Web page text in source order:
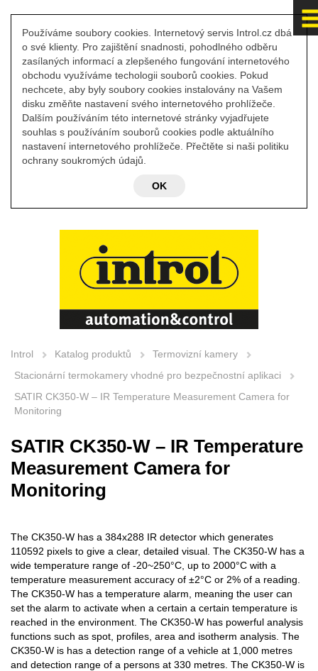
Používáme soubory cookies. Internetový servis Introl.cz dbá
o své klienty. Pro zajištění snadnosti, pohodlného odběru
zasílaných informací a zlepšeného fungování internetového
obchodu využíváme techologii souborů cookies. Pokud
nechcete, aby byly soubory cookies instalovány na Vašem
disku změňte nastavení svého internetového prohlížeče.
Dalším používáním této internetové stránky vyjadřujete
souhlas s používáním souborů cookies podle aktuálního
nastavení internetového prohlížeče. Přečtěte si naši politiku
ochrany soukromých údajů.
OK
Introl Katalog produktů
Termovizní kamery
Stacionární termokamery vhodné pro bezpečnostní aplikaci
SATIR CK350-W – IR Temperature Measurement Camera for
Monitoring
SATIR CK350-W – IR Temperature
Measurement Camera for
Monitoring
The CK350-W has a 384x288 IR detector which generates
110592 pixels to give a clear, detailed visual. The CK350-W has a
wide temperature range of -20~250°C, up to 2000°C with a
temperature measurement accuracy of ±2°C or 2% of a reading.
The CK350-W has a temperature alarm, meaning the user can
set the alarm to activate when a certain a certain temperature is
reached in the environment. The CK350-W has powerful analysis
functions such as spot, profiles, area and isotherm analysis. The
CK350-W is has a detection range of a vehicle at 1,000 metres
and detection range of a persons at 330 metres. The CK350-W is